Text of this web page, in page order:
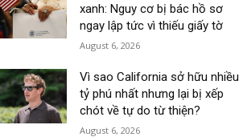
xanh: Nguy cơ bị bác hồ sơ
ngay lập tức vì thiếu giấy tờ
August 6, 2026
Vì sao California sở hữu nhiều
tỷ phú nhất nhưng lại bị xếp
chót về tự do từ thiện?
August 6, 2026